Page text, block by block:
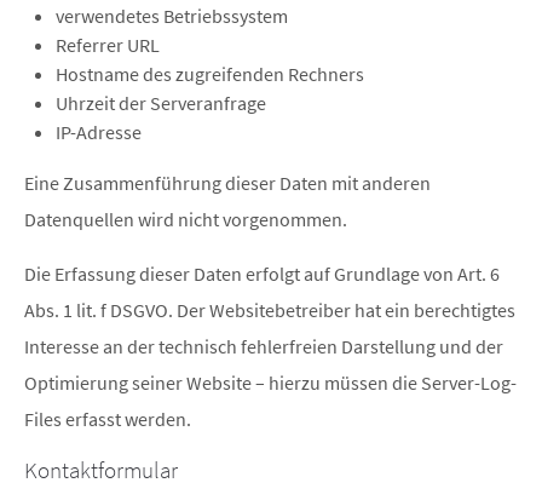
verwendetes Betriebssystem
Referrer URL
Hostname des zugreifenden Rechners
Uhrzeit der Serveranfrage
IP-Adresse
Eine Zusammenführung dieser Daten mit anderen
Datenquellen wird nicht vorgenommen.
Die Erfassung dieser Daten erfolgt auf Grundlage von Art. 6
Abs. 1 lit. f DSGVO. Der Websitebetreiber hat ein berechtigtes
Interesse an der technisch fehlerfreien Darstellung und der
Optimierung seiner Website – hierzu müssen die Server-Log-
Files erfasst werden.
Kontaktformular